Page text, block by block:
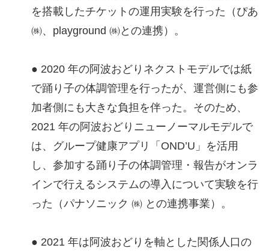
を搭載したチケットの運用実験を行った（ぴあ
㈱、playground ㈱との連携）。
● 2020 年の阿波おどりネクストモデルでは紙
で踊り子の体調管理を行ったが、運営側にも参
加者側にも大きな負担を伴った。そのため、
2021 年の阿波おどりニューノーマルモデルで
は、グループ健康アプリ「OND’U」を活用
し、参加する踊り子の体調管理・報告がオンラ
インで行えるシステムの導入について実験を行
った（パナソニック ㈱ との連携事業）。
● 2021 年は阿波おどりを軸とした関係人口の